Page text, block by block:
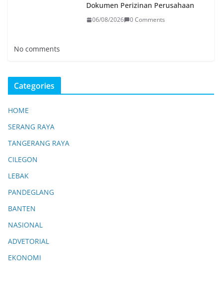
Dokumen Perizinan Perusahaan
06/08/2026 0 Comments
No comments
Categories
HOME
SERANG RAYA
TANGERANG RAYA
CILEGON
LEBAK
PANDEGLANG
BANTEN
NASIONAL
ADVETORIAL
EKONOMI